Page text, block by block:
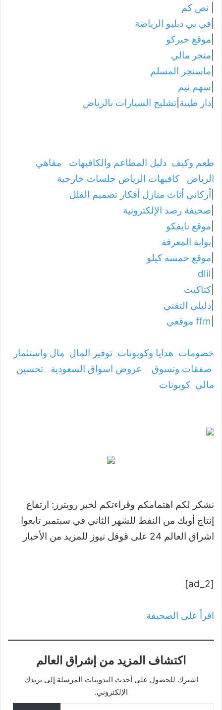
نص كم
في بي دبليو الرياضة
موقع خبركو
متجر مالي
ماسنجر المسلم
سهم نيم
دار طيبة تشليح السيارات بالرياض
طعم وكيف دليل المطاعم والكافيهات
مقاهي
الرياض
كافيهات الرياض جلسات خارجية
أركاني أثاث منازل أفكار تصميم الفلل
صحيفة رصد الإلكترونية
موقع نايفكو
بوابة المعرفة
موقع خمسه كيلو
dlil
كتاكيت
دليلي التقني
ffm موقعي
خصومات هدايا وكوبونات توفير المال مال واستثمار
صفقات وتسوق
عروض اسواق السعودية
تحسين
مالي كوبونات
نشكر لكم اهتمامكم وقراءتكم لخبر رويترز: ارتفاع
إنتاج أوبك من النفط للشهر الثاني في سبتمبر تابعوا
اشراق العالم 24 على قوقل نيوز للمزيد من الأخبار
[ad_2]
اقرأ على الصحيفة
اكتشاف المزيد من إشراق العالم
اشترك للحصول على أحدث التدوينات المرسلة إلى بريدك
الإلكتروني.
كتابة بريدك الإلكتروني...